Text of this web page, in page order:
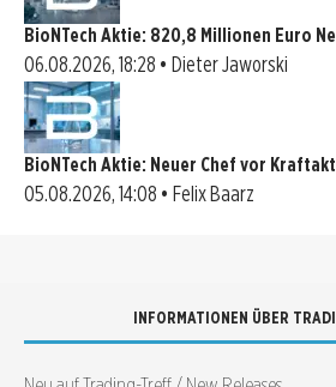
BioNTech Aktie: 820,8 Millionen Euro
06.08.2026, 18:28 • Dieter Jaworski
BioNTech Aktie: Neuer Chef vor Kraftakt
05.08.2026, 14:08 • Felix Baarz
INFORMATIONEN ÜBER